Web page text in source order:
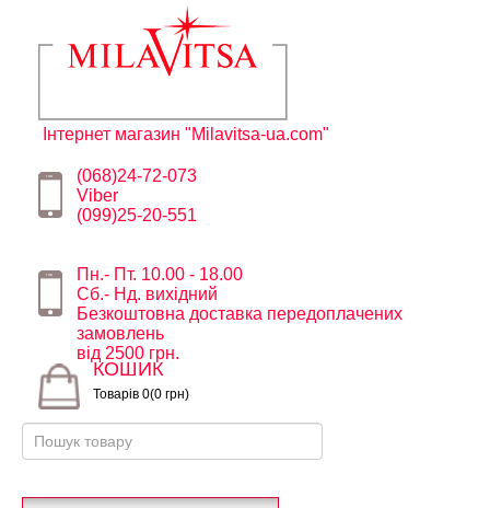
Інтернет магазин "Milavitsa-ua.com"
(068)24-72-073
Viber
(099)25-20-551
Пн.- Пт. 10.00 - 18.00
Сб.- Нд. вихідний
Безкоштовна доставка передоплачених
замовлень
від 2500 грн.
КОШИК
Товарів 0(0 грн)